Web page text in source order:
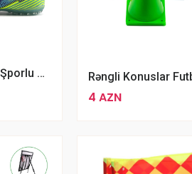
Dugana Xırda Şporlu Halı Saha Idman Ayaqqabısı Butsi
4 AZN